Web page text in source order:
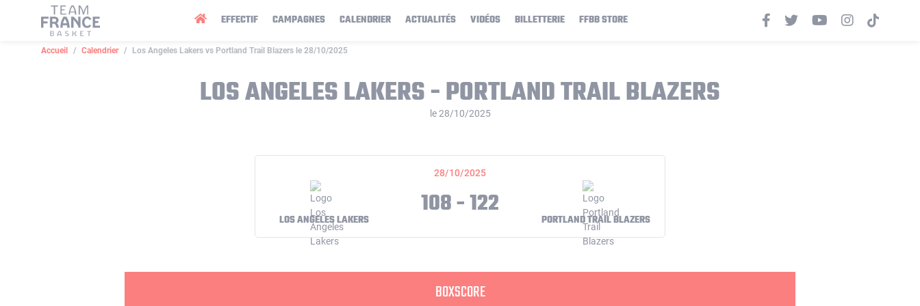
EFFECTIF CAMPAGNES CALENDRIER ACTUALITÉS VIDÉOS BILLETTERIE FFBB STORE
Accueil Calendrier Los Angeles Lakers vs Portland Trail Blazers le 28/10/2025
LOS ANGELES LAKERS - PORTLAND TRAIL BLAZERS
le 28/10/2025
28/10/2025
LOS ANGELES LAKERS 108 - 122 PORTLAND TRAIL BLAZERS
BOXSCORE
Panneau de gestion des cookies